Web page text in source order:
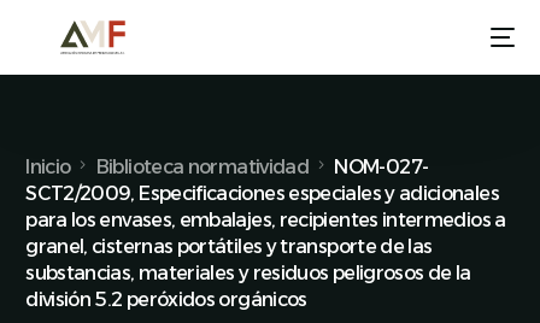
Inicio Biblioteca normatividad
NOM-027-
SCT2/2009, Especificaciones especiales y adicionales
para los envases, embalajes, recipientes intermedios a
granel, cisternas portátiles y transporte de las
substancias, materiales y residuos peligrosos de la
división 5.2 peróxidos orgánicos